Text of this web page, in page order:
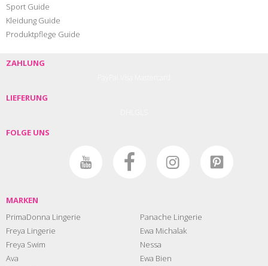
Sport Guide
Kleidung Guide
Produktpflege Guide
ZAHLUNG
LIEFERUNG
FOLGE UNS
MARKEN
PrimaDonna Lingerie
Freya Lingerie
Freya Swim
Ava
Panache Lingerie
Ewa Michalak
Nessa
Ewa Bien